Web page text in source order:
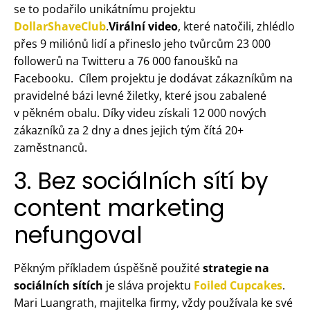
se to podařilo unikátnímu projektu
DollarShaveClub.Virálnívideo, které natočili, zhlédlo
přes 9 miliónů lidí a přineslo jeho tvůrcům 23 000
followerů na Twitteru a 76 000 fanoušků na
Facebooku. Cílem projektu je dodávat zákazníkům na
pravidelné bázi levné žiletky, které jsou zabalené
v pěkném obalu. Díky videu získali 12 000 nových
zákazníků za 2 dny a dnes jejich tým čítá 20+
zaměstnanců.
3. Bez sociálních sítí by
content marketing
nefungoval
Pěkným příkladem úspěšně použitéstrategie na
sociálních sítích je sláva projektu Foiled Cupcakes.
Mari Luangrath, majitelka firmy, vždy používala ke své